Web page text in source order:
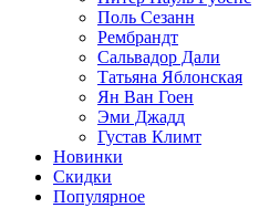
Поль Сезанн
Рембрандт
Сальвадор Дали
Татьяна Яблонская
Ян Ван Гоен
Эми Джадд
Густав Климт
Новинки
Скидки
Популярное